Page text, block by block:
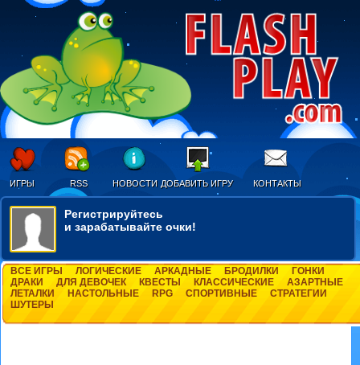
ИГРЫ RSS НОВОСТИ ДОБАВИТЬ ИГРУ КОНТАКТЫ
Регистрируйтесь
и зарабатывайте очки!
ВСЕ ИГРЫ ЛОГИЧЕСКИЕ АРКАДНЫЕ БРОДИЛКИ
ГОНКИ
ДРАКИ
ДЛЯ ДЕВОЧЕК КВЕСТЫ КЛАССИЧЕСКИЕ
АЗАРТНЫЕ
ЛЕТАЛКИ
НАСТОЛЬНЫЕ RPG СПОРТИВНЫЕ
СТРАТЕГИИ
ШУТЕРЫ